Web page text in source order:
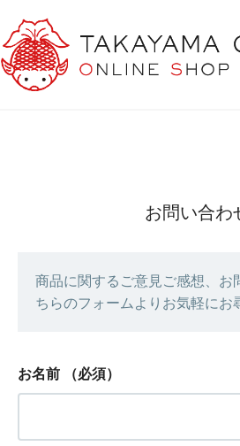
お問い合わ
商品に関するご意見ご感想、お
ちらのフォームよりお気軽にお
お名前 （必須）